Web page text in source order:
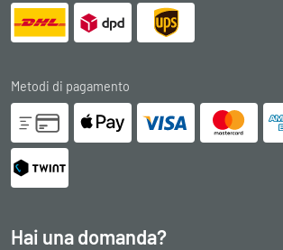
Metodi di pagamento
Hai una domanda?